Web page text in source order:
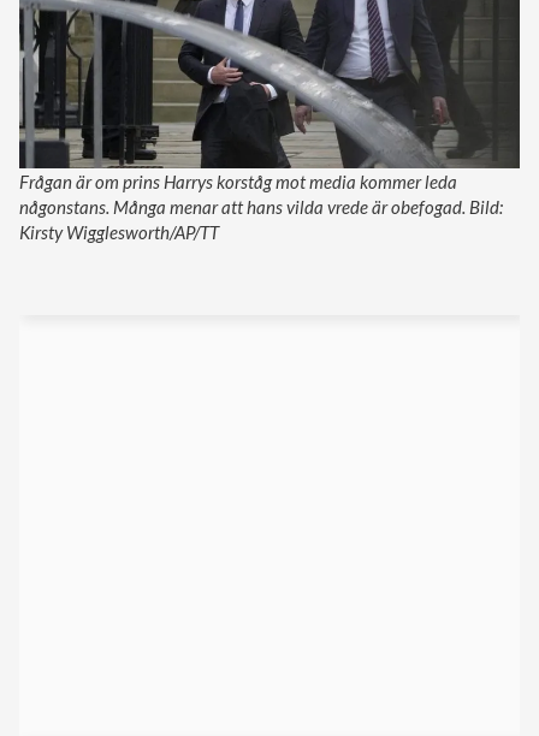
Frågan är om prins Harrys korståg mot media kommer leda
någonstans. Många menar att hans vilda vrede är obefogad. Bild:
Kirsty Wigglesworth/AP/TT